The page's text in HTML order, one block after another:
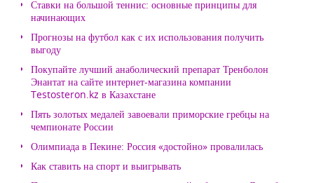
Ставки на большой теннис: основные принципы для
начинающих
Прогнозы на футбол как с их использования получить
выгоду
Покупайте лучший анаболический препарат Тренболон
Энантат на сайте интернет-магазина компании
Testosteron.kz в Казахстане
Пять золотых медалей завоевали приморские гребцы на
чемпионате России
Олимпиада в Пекине: Россия «достойно» провалилась
Как ставить на спорт и выигрывать